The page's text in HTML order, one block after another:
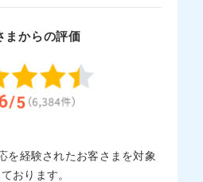
まからの評価
を経験されたお客さまを対象
おります。